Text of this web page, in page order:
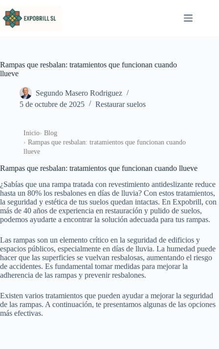
Rampas que resbalan: tratamientos que funcionan cuando
llueve
Segundo Masero Rodriguez
5 de octubre de 2025
Restaurar suelos
Inicio
Blog
Rampas que resbalan: tratamientos que funcionan cuando
llueve
Rampas que resbalan: tratamientos que funcionan cuando llueve
¿Sabías que una rampa tratada con revestimiento antideslizante reduce
hasta un 80% los resbalones en días de lluvia? Con estos tratamientos,
la seguridad y estética de tus suelos quedan intactas. En Expobrill, con
más de 40 años de experiencia en restauración y pulido de suelos,
podemos ayudarte a encontrar la solución adecuada para tus rampas.
Las rampas son un elemento crítico en la seguridad de edificios y
espacios públicos, especialmente en días de lluvia. La humedad puede
hacer que las superficies se vuelvan resbalosas, aumentando el riesgo
de accidentes. Es fundamental tomar medidas para mejorar la
adherencia de las rampas y prevenir resbalones.
Existen varios tratamientos que pueden ayudar a mejorar la seguridad
de las rampas. A continuación, te presentamos algunas de las opciones
más efectivas.